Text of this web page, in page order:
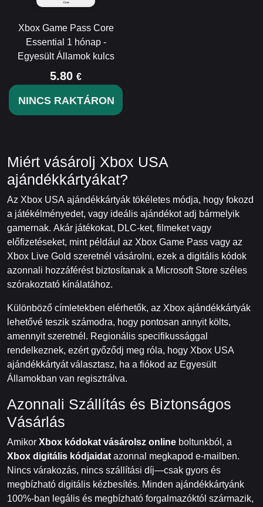
Xbox Game Pass Core
Essential 1 hónap -
Egyesült Államok kulcs
5.80 €
NINCS RAKTÁRON
Miért vásárolj Xbox USA
ajándékkártyákat?
Az Xbox USA ajándékkártyák tökéletes módja, hogy fokozd
a játékélményedet, vagy ideális ajándékot adj bármelyik
gamernak. Akár játékokat, DLC-ket, filmeket vagy
előfizetéseket, mint például az Xbox Game Pass vagy az
Xbox Live Gold szeretnél vásárolni, ezek a digitális kódok
azonnali hozzáférést biztosítanak a Microsoft Store széles
szórakoztató kínálatához.
Különböző címletekben elérhetők, az Xbox ajándékkártyák
lehetővé teszik számodra, hogy pontosan annyit költs,
amennyit szeretnél. Regionális specifikussággal
rendelkeznek, ezért győződj meg róla, hogy Xbox USA
ajándékkártyát választasz, ha a fiókod az Egyesült
Államokban van regisztrálva.
Azonnali Szállítás és Biztonságos
Vásárlás
Amikor Xbox kódokat vásárolsz online boltunkból, a
Xbox digitális kódjaidat azonnal megkapod e-mailben.
Nincs várakozás, nincs szállítási díj—csak gyors és
megbízható digitális kézbesítés. Minden ajándékkártyánk
100%-ban legális és megbízható forgalmazóktól származik,